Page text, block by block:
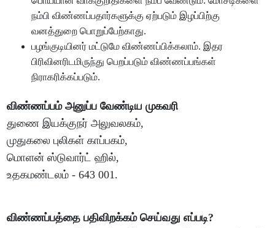
நம்பி விண்ணப்பதார்களுக்கு ஏற்படும் இழப்பிற்கு
வனத்துறை பொறுப்பேற்காது.
பழங்குடியினர் மட்டுமே விண்ணப்பிக்கலாம். இதர
பிரிவினரிடமிருந்து பெறப்படும் விண்ணப்பங்கள்
நிராகரிக்கப்படும்.
விண்ணப்பம் அனுப்ப வேண்டிய முகவரி
துணை இயக்குநர் அலுவலகம்,
முதுகலை புலிகள் காப்பகம்,
மொளன் ஸ்டுவார்ட் ஹில்,
உதகமண்டலம் - 643 001.
விண்ணப்பத்தை பதிவிறக்கம் செய்வது எப்படி?